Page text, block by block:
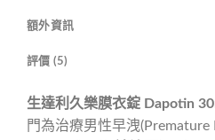
額外資訊
評價 (5)
生達利久樂膜衣錠 Dapotin
門為治療男性早洩(Premature